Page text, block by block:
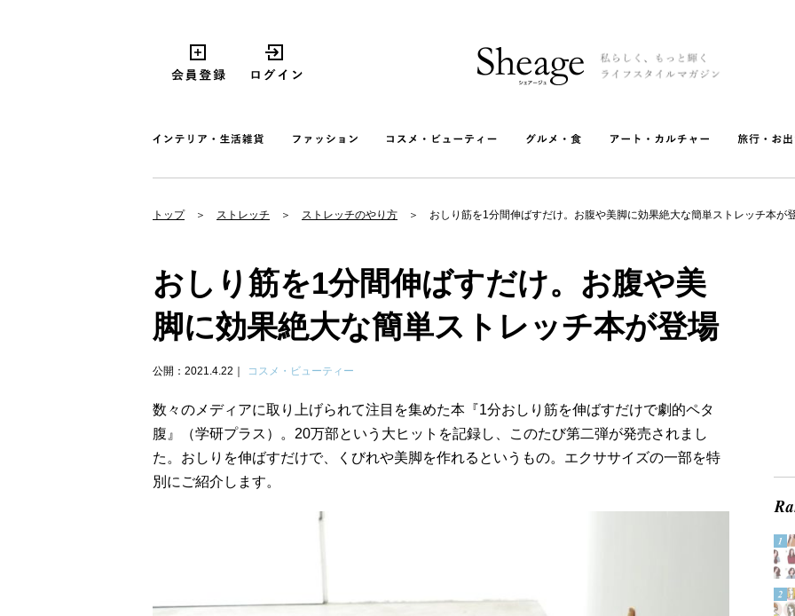
トップ ストレッチ ストレッチのやり方 おしり筋を1分間伸ばすだけ。お腹や美脚に効果絶大な簡単ストレッチ本が
おしり筋を1分間伸ばすだけ。お腹や美
脚に効果絶大な簡単ストレッチ本が登場
公開：2021.4.22 コスメ・ビューティー
数々のメディアに取り上げられて注目を集めた本『1分おしり筋を伸ばすだけで劇的ペタ
腹』（学研プラス）。20万部という大ヒットを記録し、このたび第二弾が発売されまし
た。おしりを伸ばすだけで、くびれや美脚を作れるというもの。エクササイズの一部を特
別にご紹介します。